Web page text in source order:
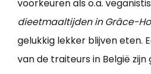
voorkeuren als o.a.
dieetmaaltijden in Grâce-
gelukkig lekker blijven eten.
van de traiteurs in België